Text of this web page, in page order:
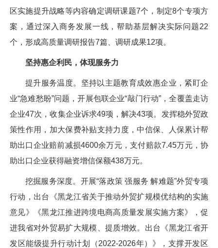
区实施提升战略等内容确定调研课题7个，制定8个专项方
案，通过深入商务发展一线，帮助基层解决实际问题22
个，形成高质量调研报告7篇、调研成果12项。
坚持惠企利民，体现服务力
提升服务温度。坚持以主题教育成效惠企业，紧盯企
业“急难愁盼”问题，开展包联企业“敲门行动”，全覆盖走访
企业47次，收集企业诉求49项，解决43项。发挥稳外贸政
策性作用，加大保费补贴支持力度，中信保、人保累计帮
助出口企业赔前减损4600余万元，支付赔款7.45万元，协
助出口企业获得融资增信保额438万元。
挖掘服务深度。开展“落政策 强服务 解难题”外贸专项
行动，出台《黑龙江省关于推动外贸扩规模优结构的实施
意见》《黑龙江推进跨境电商高质量发展实施方案》，促
进我省对外贸易扩大规模、提质增效。出台《黑龙江省开
发区能级提升行动计划（2022-2026年）》，支撑开发区